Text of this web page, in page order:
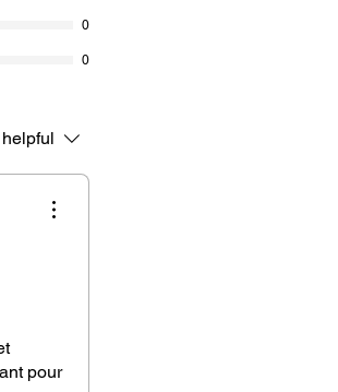
0
0
pour